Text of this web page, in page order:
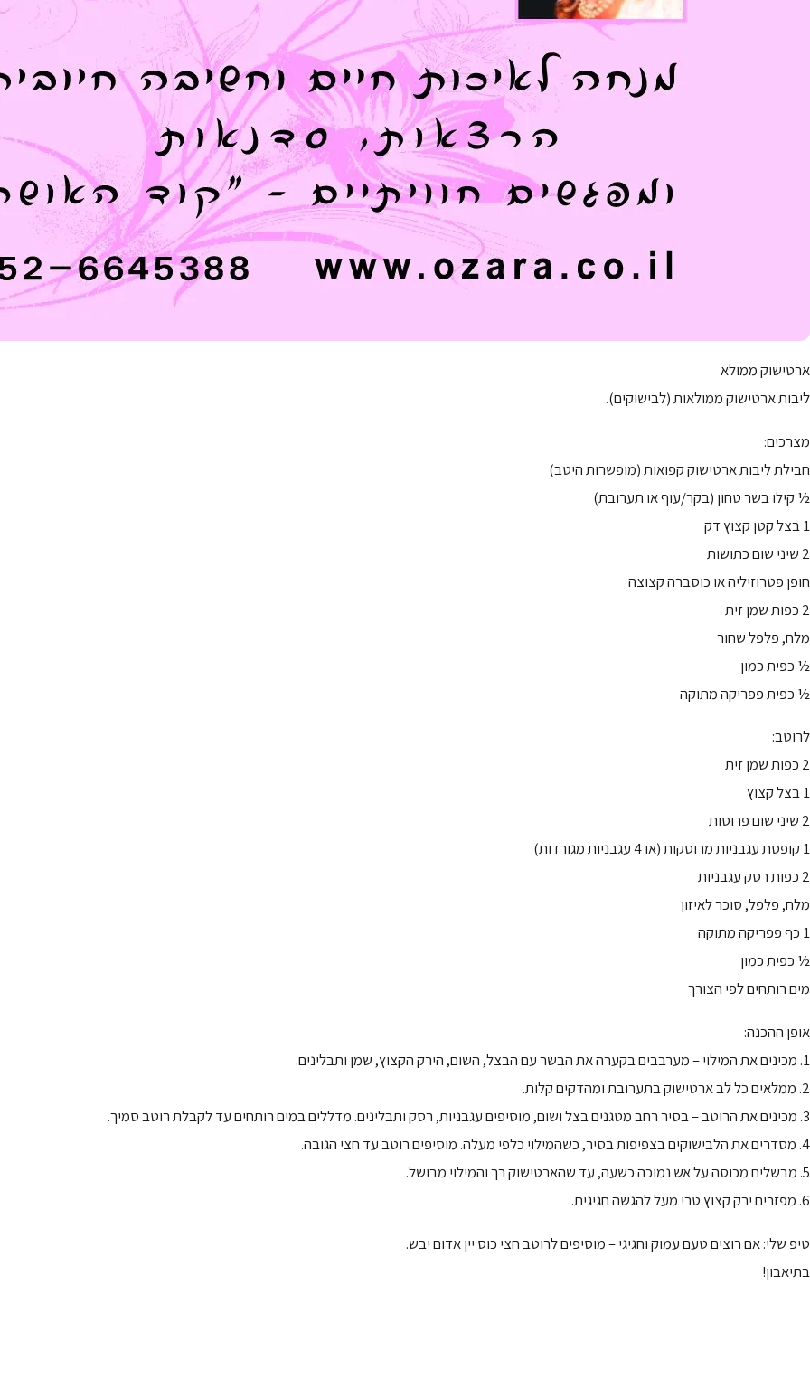
ארטישוק ממולא
ליבות ארטישוק ממולאות (לבישוקים).
מצרכים:
חבילת ליבות ארטישוק קפואות (מופשרות היטב)
½ קילו בשר טחון (בקר/עוף או תערובת)
1 בצל קטן קצוץ דק
2 שיני שום כתושות
חופן פטרוזיליה או כוסברה קצוצה
2 כפות שמן זית
מלח, פלפל שחור
½ כפית כמון
½ כפית פפריקה מתוקה
לרוטב:
2 כפות שמן זית
1 בצל קצוץ
2 שיני שום פרוסות
1 קופסת עגבניות מרוסקות (או 4 עגבניות מגורדות)
2 כפות רסק עגבניות
מלח, פלפל, סוכר לאיזון
1 כף פפריקה מתוקה
½ כפית כמון
מים רותחים לפי הצורך
אופן ההכנה:
1. מכינים את המילוי – מערבבים בקערה את הבשר עם הבצל, השום, הירק הקצוץ, שמן ותבלינים.
2. ממלאים כל לב ארטישוק בתערובת ומהדקים קלות.
3. מכינים את הרוטב – בסיר רחב מטגנים בצל ושום, מוסיפים עגבניות, רסק ותבלינים. מדללים במים רותחים עד לקבלת רוטב סמיך.
4. מסדרים את הלבישוקים בצפיפות בסיר, כשהמילוי כלפי מעלה. מוסיפים רוטב עד חצי הגובה.
5. מבשלים מכוסה על אש נמוכה כשעה, עד שהארטישוק רך והמילוי מבושל.
6. מפזרים ירק קצוץ טרי מעל להגשה חגיגית.
טיפ שלי: אם רוצים טעם עמוק וחגיגי – מוסיפים לרוטב חצי כוס יין אדום יבש.
בתיאבון!